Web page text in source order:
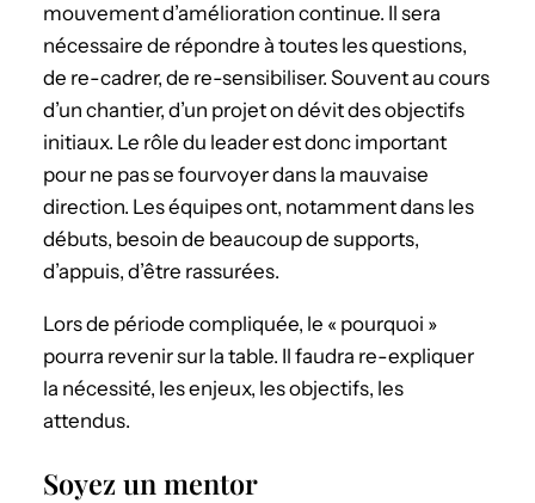
mouvement d’amélioration continue. Il sera
nécessaire de répondre à toutes les questions,
de re-cadrer, de re-sensibiliser. Souvent au cours
d’un chantier, d’un projet on dévit des objectifs
initiaux. Le rôle du leader est donc important
pour ne pas se fourvoyer dans la mauvaise
direction. Les équipes ont, notamment dans les
débuts, besoin de beaucoup de supports,
d’appuis, d’être rassurées.
Lors de période compliquée, le « pourquoi »
pourra revenir sur la table. Il faudra re-expliquer
la nécessité, les enjeux, les objectifs, les
attendus.
Soyez un mentor